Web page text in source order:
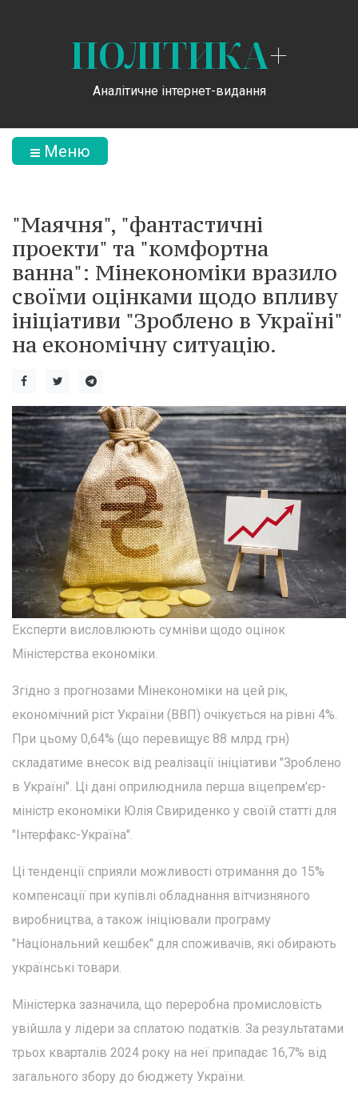
ПОЛІТИКА+
Аналітичне інтернет-видання
Меню
"Маячня", "фантастичні
проекти" та "комфортна
ванна": Мінекономіки вразило
своїми оцінками щодо впливу
ініціативи "Зроблено в Україні"
на економічну ситуацію.
Експерти висловлюють сумніви щодо оцінок
Міністерства економіки.
Згідно з прогнозами Мінекономіки на цей рік,
економічний ріст України (ВВП) очікується на рівні 4%.
При цьому 0,64% (що перевищує 88 млрд грн)
складатиме внесок від реалізації ініціативи "Зроблено
в Україні". Ці дані оприлюднила перша віцепрем'єр-
міністр економіки Юлія Свириденко у своїй статті для
"Інтерфакс-Україна".
Ці тенденції сприяли можливості отримання до 15%
компенсації при купівлі обладнання вітчизняного
виробництва, а також ініціювали програму
"Національний кешбек" для споживачів, які обирають
українські товари.
Міністерка зазначила, що переробна промисловість
увійшла у лідери за сплатою податків. За результатами
трьох кварталів 2024 року на неї припадає 16,7% від
загального збору до бюджету України.